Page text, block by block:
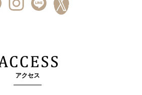
アクセス